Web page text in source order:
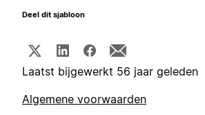
Deel dit sjabloon
Laatst bijgewerkt 56 jaar geleden
Algemene voorwaarden